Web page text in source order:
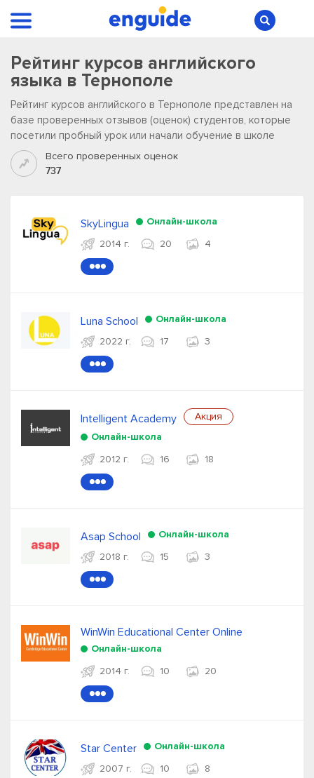
Рейтинг курсов английского
языка в Тернополе
Рейтинг курсов английского в Тернополе представлен на
базе проверенных отзывов (оценок) студентов, которые
посетили пробный урок или начали обучение в школе
Всего проверенных оценок
737
SkyLingua
Онлайн-школа
2014 г.
20 4
●●●
Luna School
Онлайн-школа
2022 г.
17 3
●●●
Intelligent Academy
Акция
Онлайн-школа
2012 г.
16 18
●●●
Asap School
Онлайн-школа
2018 г.
15 3
●●●
WinWin Educational Center Online
Онлайн-школа
2014 г.
10 20
●●●
Star Center
Онлайн-школа
2007 г.
10 8